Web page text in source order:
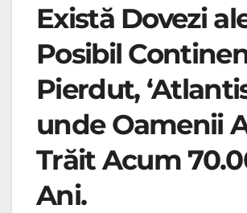
Există Dovezi
Posibil
Pierdut,
unde Oamenii
Trăit Acum
Ani.